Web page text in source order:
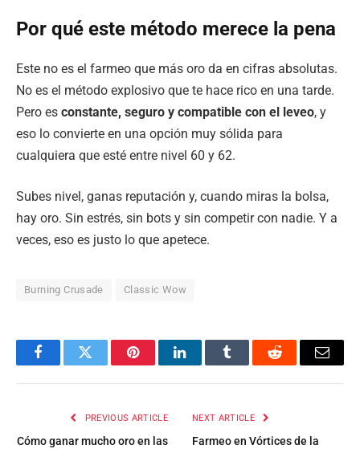
Por qué este método merece la pena
Este no es el farmeo que más oro da en cifras absolutas.
No es el método explosivo que te hace rico en una tarde.
Pero es constante, seguro y compatible con el leveo, y
eso lo convierte en una opción muy sólida para
cualquiera que esté entre nivel 60 y 62.
Subes nivel, ganas reputación y, cuando miras la bolsa,
hay oro. Sin estrés, sin bots y sin competir con nadie. Y a
veces, eso es justo lo que apetece.
Burning Crusade Classic Wow
FacebookTwitter PinterestLinkedInTumblr Reddit Email
PREVIOUS ARTICLE
Cómo ganar mucho oro en las
NEXT ARTICLE
Farmeo en Vórtices de la